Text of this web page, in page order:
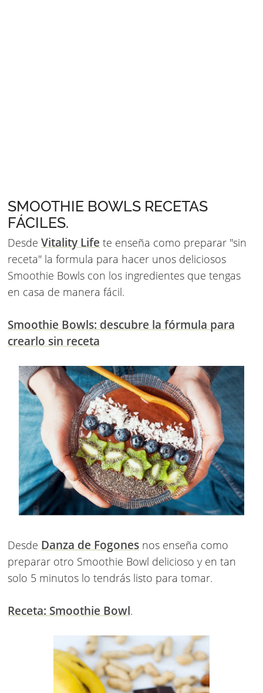
SMOOTHIE BOWLS RECETAS
FÁCILES.
Desde Vitality Life te enseña como preparar "sin
receta" la formula para hacer unos deliciosos
Smoothie Bowls con los ingredientes que tengas
en casa de manera fácil.
Smoothie Bowls: descubre la fórmula para
crearlo sin receta
Desde Danza de Fogones nos enseña como
preparar otro Smoothie Bowl delicioso y en tan
solo 5 minutos lo tendrás listo para tomar.
Receta: Smoothie Bowl.